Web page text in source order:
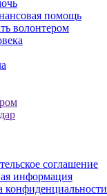
помощь
волонтером
соглашение
информация
конфиденциальности